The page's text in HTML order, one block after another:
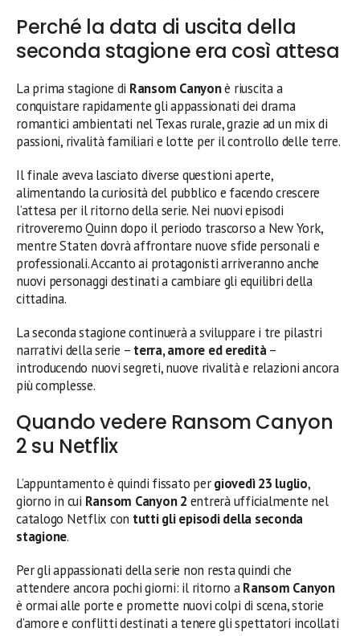
Perché la data di uscita della
seconda stagione era così attesa
La prima stagione di Ransom Canyonè riuscita a
conquistare rapidamente gli appassionati dei drama
romantici ambientati nel Texas rurale, grazie ad un mix di
passioni, rivalità familiari e lotte per il controllo delle terre.
Il finale aveva lasciato diverse questioni aperte,
alimentando la curiosità del pubblico e facendo crescere
l’attesa per il ritorno della serie. Nei nuovi episodi
ritroveremo Quinn dopo il periodo trascorso a New York,
mentre Staten dovrà affrontare nuove sfide personali e
professionali. Accanto ai protagonisti arriveranno anche
nuovi personaggi destinati a cambiare gli equilibri della
cittadina.
La seconda stagione continuerà a sviluppare i tre pilastri
narrativi della serie – terra, amore ed eredità–
introducendo nuovi segreti, nuove rivalità e relazioni ancora
più complesse.
Quando vedere Ransom Canyon
2 su Netflix
L’appuntamento è quindi fissato pergiovedì 23 luglio,
giorno in cui Ransom Canyon 2 entrerà ufficialmente nel
catalogo Netflix con tutti gli episodi della seconda
stagione.
Per gli appassionati della serie non resta quindi che
attendere ancora pochi giorni: il ritorno aRansom Canyon
è ormai alle porte e promette nuovi colpi di scena, storie
d’amore e conflitti destinati a tenere gli spettatori incollati